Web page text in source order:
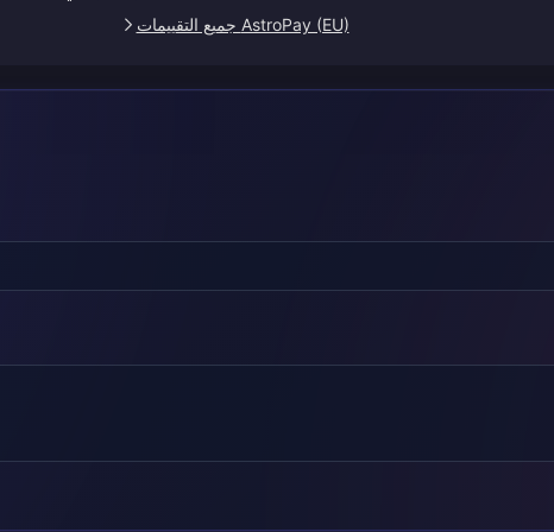
AstroPay (EU) جميع التقييمات